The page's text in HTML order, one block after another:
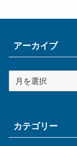
アーカイブ
ー
ブカテゴリー